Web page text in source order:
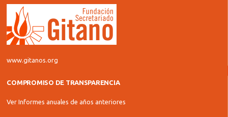
www.gitanos.org
COMPROMISO DE TRANSPARENCIA
Ver Informes anuales de años anteriores